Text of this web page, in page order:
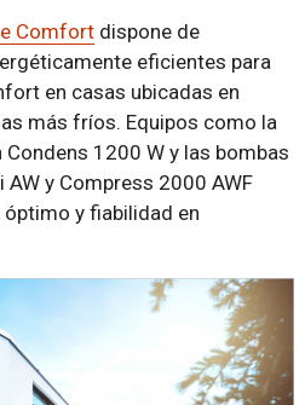
Comfortdispone de
eficientes para
en casas ubicadas en
más fríos. Equipos como la
1200 W y las bombas
y Compress 2000 AWF
y fiabilidad en